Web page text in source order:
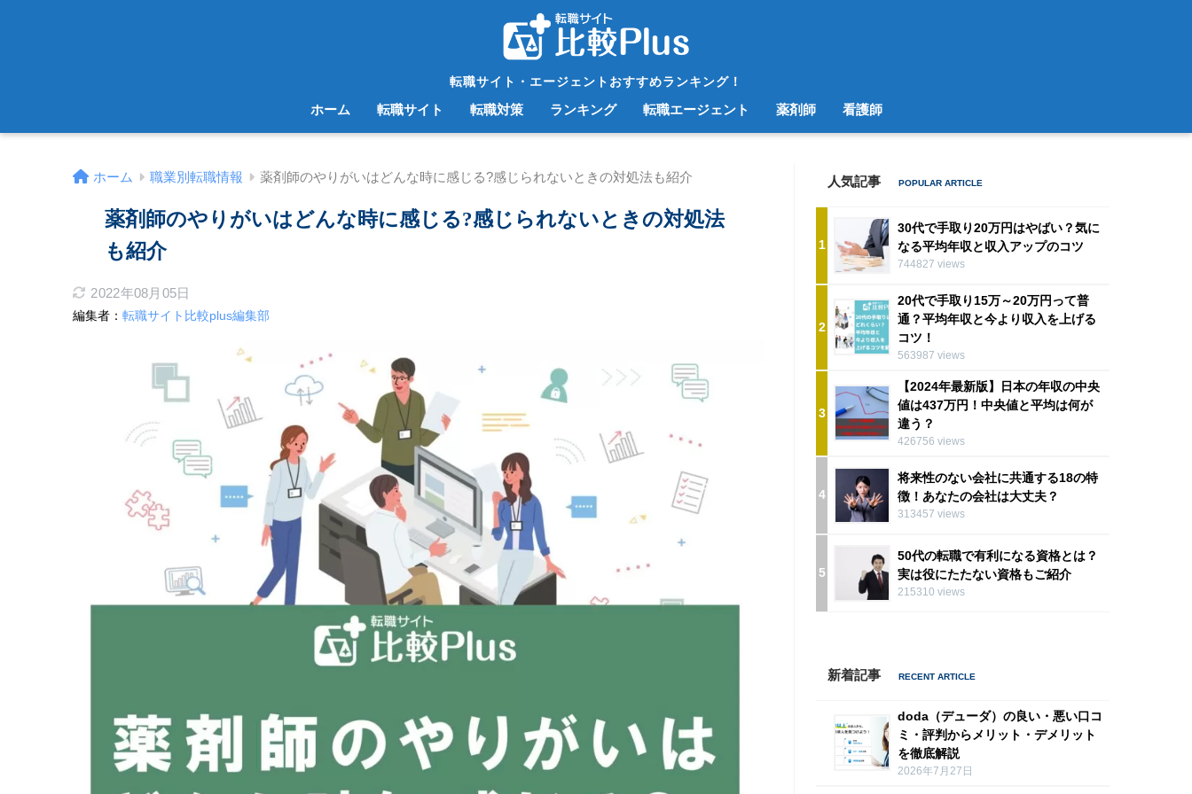
転職サイト・エージェントおすすめランキング！
ホーム 転職サイト 転職対策 ランキング 転職エージェント 薬剤師 看護師
ホーム 職業別転職情報 薬剤師のやりがいはどんな時に感じる?感じられないときの対処法も紹介
薬剤師のやりがいはどんな時に感じる?感じられないときの対処法
も紹介
2022年08月05日
編集者： 転職サイト比較plus編集部
人気記事
1
30代で手取り20万円はやばい？気に
なる平均年収と収入アップのコツ
744827 views
2
20代で手取り15万～20万円って普
通？平均年収と今より収入を上げる
コツ！
563987 views
3
【2024年最新版】日本の年収の中央
値は437万円！中央値と平均は何が
違う？
426756 views
4
将来性のない会社に共通する18の特
徴！あなたの会社は大丈夫？
313457 views
5
50代の転職で有利になる資格とは？
実は役にたたない資格もご紹介
215310 views
新着記事
doda（デューダ）の良い・悪い口コ
ミ・評判からメリット・デメリット
を徹底解説
2026年7月27日